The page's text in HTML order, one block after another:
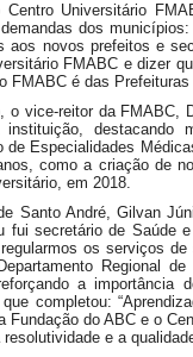
Centro Universitário
dos
aos novos prefeitos e
FMABC e dizer
FMABC é das Prefeituras
o vice-reitor da FMABC,
instituição,
de Especialidades
como a criação de
em 2018.
Santo André, Gilvan
fui secretário de Saúde
os serviços
Regional
a importância
que completou:
Fundação do ABC e o
e a